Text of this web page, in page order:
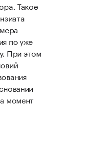
Такое
по уже
При этом
момент